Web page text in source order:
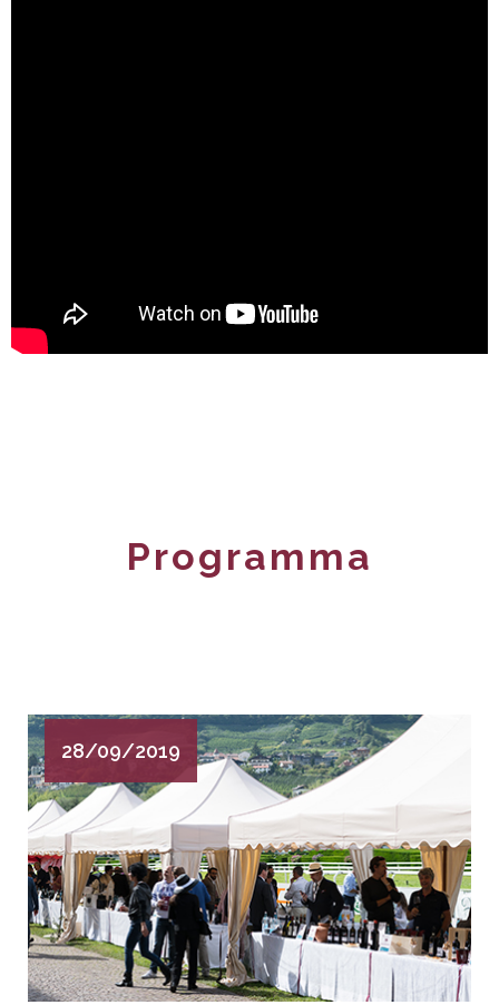
Programma
28/09/2019